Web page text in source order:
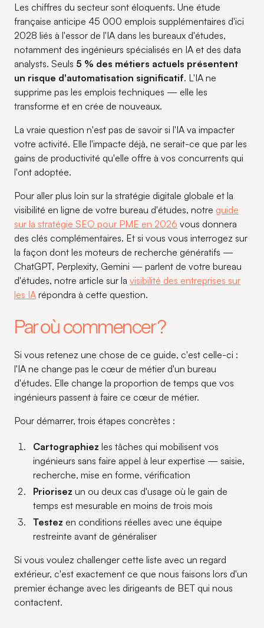
Les chiffres du secteur sont éloquents. Une étude
française anticipe 45 000 emplois supplémentaires d'ici
2028 liés à l'essor de l'IA dans les bureaux d'études,
notamment des ingénieurs spécialisés en IA et des data
analysts. Seuls 5 % des métiers actuels présentent
un risque d'automatisation significatif. L'IA ne
supprime pas les emplois techniques — elle les
transforme et en crée de nouveaux.
La vraie question n'est pas de savoir si l'IA va impacter
votre activité. Elle l'impacte déjà, ne serait-ce que par les
gains de productivité qu'elle offre à vos concurrents qui
l'ont adoptée.
Pour aller plus loin sur la stratégie digitale globale et la
visibilité en ligne de votre bureau d'études, notre guide
sur la stratégie SEO pour PME en 2026 vous donnera
des clés complémentaires. Et si vous vous interrogez sur
la façon dont les moteurs de recherche génératifs —
ChatGPT, Perplexity, Gemini — parlent de votre bureau
d'études, notre article sur la visibilité des entreprises sur
les IA répondra à cette question.
Par où commencer ?
Si vous retenez une chose de ce guide, c'est celle-ci :
l'IA ne change pas le cœur de métier d'un bureau
d'études. Elle change la proportion de temps que vos
ingénieurs passent à faire ce cœur de métier.
Pour démarrer, trois étapes concrètes :
Cartographiez les tâches qui mobilisent vos
ingénieurs sans faire appel à leur expertise — saisie,
recherche, mise en forme, vérification
Priorisez un ou deux cas d'usage où le gain de
temps est mesurable en moins de trois mois
Testez en conditions réelles avec une équipe
restreinte avant de généraliser
Si vous voulez challenger cette liste avec un regard
extérieur, c'est exactement ce que nous faisons lors d'un
premier échange avec les dirigeants de BET qui nous
contactent.